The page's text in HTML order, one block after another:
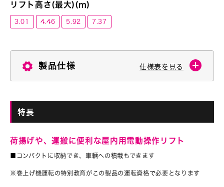
リフト高さ(最大)(m)
3.01 4.46 5.92 7.37
製品仕様 仕様表を見る
特長
荷揚げや、運搬に便利な屋内用電動操作リフト
■コンパクトに収納でき、車輌への積載もできます
※巻上げ機運転の特別教育がこの製品の運転資格で必要となります